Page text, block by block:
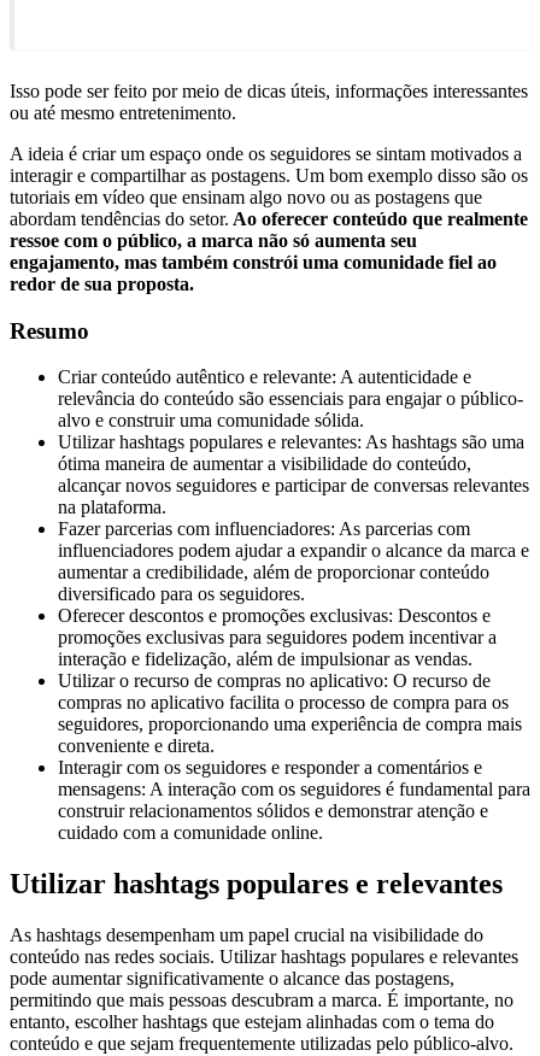
Isso pode ser feito por meio de dicas úteis, informações interessantes
ou até mesmo entretenimento.
A ideia é criar um espaço onde os seguidores se sintam motivados a
interagir e compartilhar as postagens. Um bom exemplo disso são os
tutoriais em vídeo que ensinam algo novo ou as postagens que
abordam tendências do setor. Ao oferecer conteúdo que realmente
ressoe com o público, a marca não só aumenta seu
engajamento, mas também constrói uma comunidade fiel ao
redor de sua proposta.
Resumo
Criar conteúdo autêntico e relevante: A autenticidade e
relevância do conteúdo são essenciais para engajar o público-
alvo e construir uma comunidade sólida.
Utilizar hashtags populares e relevantes: As hashtags são uma
ótima maneira de aumentar a visibilidade do conteúdo,
alcançar novos seguidores e participar de conversas relevantes
na plataforma.
Fazer parcerias com influenciadores: As parcerias com
influenciadores podem ajudar a expandir o alcance da marca e
aumentar a credibilidade, além de proporcionar conteúdo
diversificado para os seguidores.
Oferecer descontos e promoções exclusivas: Descontos e
promoções exclusivas para seguidores podem incentivar a
interação e fidelização, além de impulsionar as vendas.
Utilizar o recurso de compras no aplicativo: O recurso de
compras no aplicativo facilita o processo de compra para os
seguidores, proporcionando uma experiência de compra mais
conveniente e direta.
Interagir com os seguidores e responder a comentários e
mensagens: A interação com os seguidores é fundamental para
construir relacionamentos sólidos e demonstrar atenção e
cuidado com a comunidade online.
Utilizar hashtags populares e relevantes
As hashtags desempenham um papel crucial na visibilidade do
conteúdo nas redes sociais. Utilizar hashtags populares e relevantes
pode aumentar significativamente o alcance das postagens,
permitindo que mais pessoas descubram a marca. É importante, no
entanto, escolher hashtags que estejam alinhadas com o tema do
conteúdo e que sejam frequentemente utilizadas pelo público-alvo.